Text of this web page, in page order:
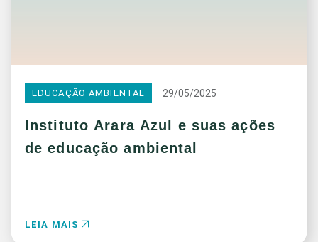
EDUCAÇÃO AMBIENTAL 29/05/2025
Instituto Arara Azul e suas ações
de educação ambiental
LEIA MAIS